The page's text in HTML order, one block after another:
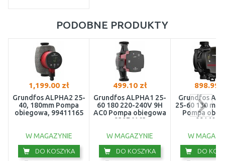
PODOBNE PRODUKTY
1,199.00 zł
Grundfos ALPHA2 25-
40, 180mm Pompa
obiegowa, 99411165
W MAGAZYNIE
DO KOSZYKA
499.10 zł
Grundfos ALPHA1 25-
60 180 220-240V 9H
AC0 Pompa obiegowa
93074163
W MAGAZYNIE
DO KOSZYKA
898.99
Grundfos
25-60 130 mm
Pompa
W
DO